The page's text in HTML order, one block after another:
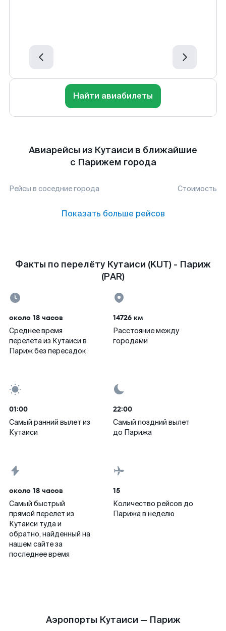
Найти авиабилеты
Авиарейсы из Кутаиси в ближайшие
с Парижем города
Рейсы в соседние города Стоимость
Показать больше рейсов
Факты по перелёту Кутаиси (KUT) - Париж
(PAR)
около 18 часов
Среднее время
перелета из Кутаиси в
Париж без пересадок
14726 км
Расстояние между
городами
01:00
Самый ранний вылет из
Кутаиси
22:00
Самый поздний вылет
до Парижа
около 18 часов
Самый быстрый
прямой перелет из
Кутаиси туда и
обратно, найденный на
нашем сайте за
последнее время
15
Количество рейсов до
Парижа в неделю
Аэропорты Кутаиси — Париж